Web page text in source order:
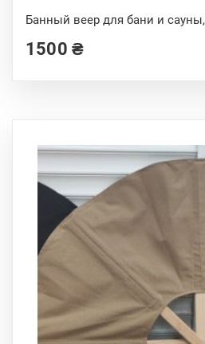
Банный веер для бани и
o
u
o
1500 ₴